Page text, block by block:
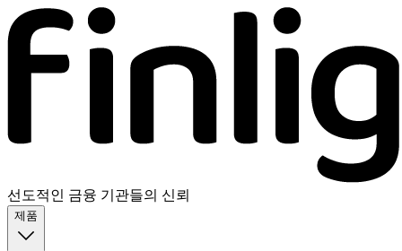
선도적인 금융 기관들의 신뢰
제품